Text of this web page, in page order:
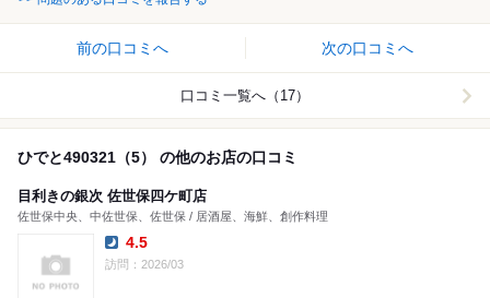
前の口コミへ 次の口コミへ
口コミ一覧へ（17）
ひでと490321（5） の他のお店の口コミ
目利きの銀次 佐世保四ケ町店
佐世保中央、中佐世保、佐世保 / 居酒屋、海鮮、創作料理
Dinner:
4.5
訪問：2026/03